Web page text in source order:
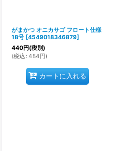
がまかつ オニカサゴ フロート仕様
18号 [4549018346879]
440円(税別)
(税込 : 484円)
カートに入れる